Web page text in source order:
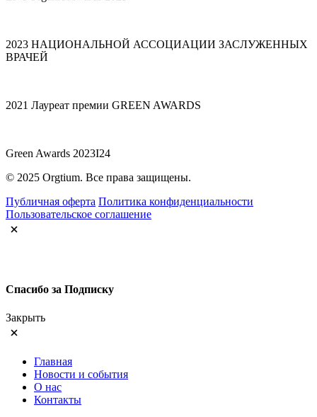
2023 НАЦИОНАЛЬНОЙ АССОЦИАЦИИ ЗАСЛУЖЕННЫХ
ВРАЧЕЙ
2021 Лауреат премии GREEN AWARDS
Green Awards 2023I24
© 2025 Orgtium. Все права защищены.
Публичная оферта Политика конфиденциальности
Пользовательское соглашение
Спасибо за Подписку
Закрыть
Главная
Новости и события
О нас
Контакты